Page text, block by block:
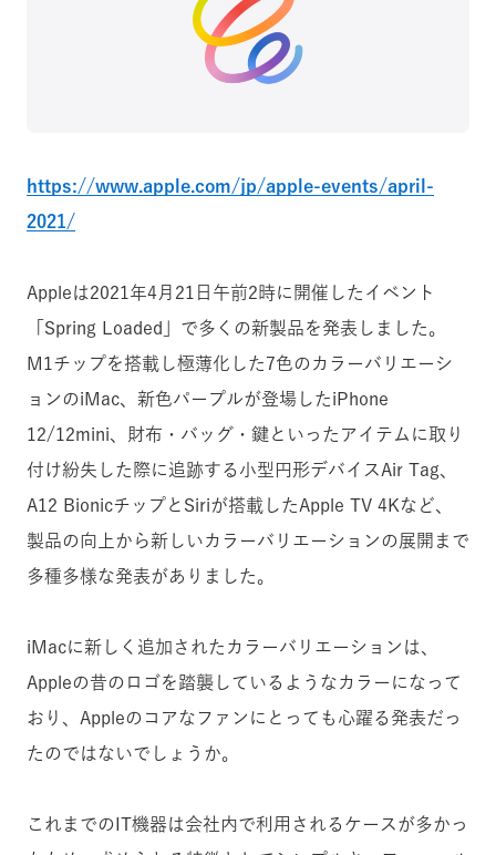
https://www.apple.com/jp/apple-events/april-
2021/
Appleは2021年4月21日午前2時に開催したイベント
「Spring Loaded」で多くの新製品を発表しました。
M1チップを搭載し極薄化した7色のカラーバリエーシ
ョンのiMac、新色パープルが登場したiPhone
12/12mini、財布・バッグ・鍵といったアイテムに取り
付け紛失した際に追跡する小型円形デバイスAir Tag、
A12 BionicチップとSiriが搭載したApple TV 4Kなど、
製品の向上から新しいカラーバリエーションの展開まで
多種多様な発表がありました。
iMacに新しく追加されたカラーバリエーションは、
Appleの昔のロゴを踏襲しているようなカラーになって
おり、Appleのコアなファンにとっても心躍る発表だっ
たのではないでしょうか。
これまでのIT機器は会社内で利用されるケースが多かっ